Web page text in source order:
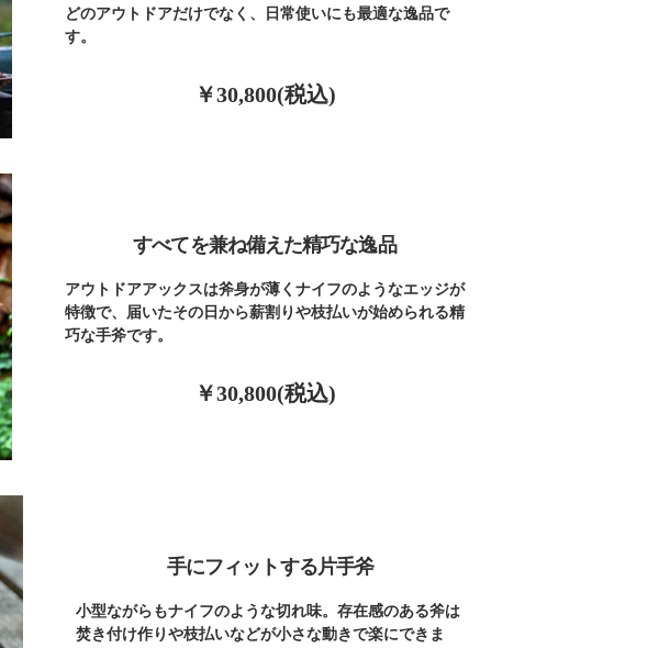
どのアウトドアだけでなく、日常使いにも最適な逸品で
す。
￥30,800(税込)
すべてを兼ね備えた精巧な逸品
アウトドアアックスは斧身が薄くナイフのようなエッジが
特徴で、届いたその日から薪割りや枝払いが始められる精
巧な手斧です。
￥30,800(税込)
手にフィットする片手斧
小型ながらもナイフのような切れ味。存在感のある斧は
焚き付け作りや枝払いなどが小さな動きで楽にできま